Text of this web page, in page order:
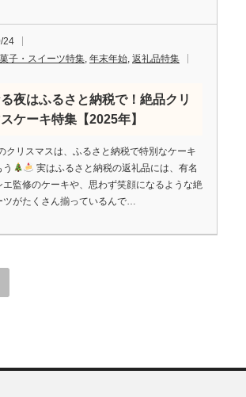
24
子・スイーツ特集, 年末年始, 返礼品特集
夜はふるさと納税で！絶品クリ
ケーキ特集【2025年】
クリスマスは、ふるさと納税で特別なケーキ
実はふるさと納税の返礼品には、有名
エ監修のケーキや、思わず笑顔になるような絶
ツがたくさん揃っているんで…